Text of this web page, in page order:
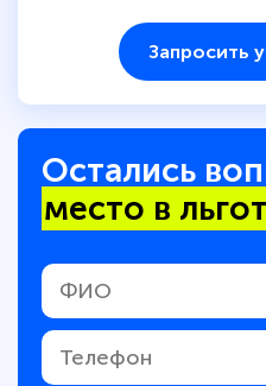
Запросить
Остались
место в